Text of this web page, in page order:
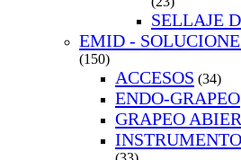
SELLAJE
EMID -
(150)
ACCESOS (34)
ENDO-GRAPEO
GRAPEO